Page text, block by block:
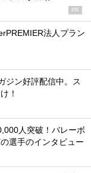
PR
法人プラン
ジン好評配信中。ス
！
人突破！バレーボ
選手のインタビュー